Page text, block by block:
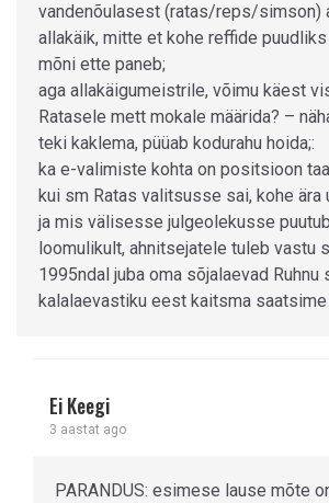
vandenõulasest (ratas/reps/simson)
allakäik, mitte et kohe reffide
mõni ette paneb;
aga allakäigumeistrile, võimu käest
Ratasele mett mokale määrida? –
teki kaklema, püüab kodurahu hoida;:
ka e-valimiste kohta on positsioon
kui sm Ratas valitsusse sai, kohe ära
ja mis välisesse julgeolekusse
loomulikult, ahnitsejatele tuleb vastu
1995ndal juba oma sõjalaevad
kalalaevastiku eest kaitsma saatsime
Ei Keegi
3 aastat ago
PARANDUS: esimese lause mõte